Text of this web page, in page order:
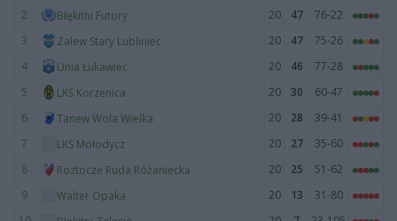
2
Błękitni Futory 20 47
76-22
3
Zalew Stary Lubliniec 20 47
75-26
4
Unia Łukawiec 20 46
77-28
5
LKS Korzenica 20 30
60-47
6
Tanew Wola Wielka 20 28
39-41
7
LKS Mołodycz 20 27
35-60
8
Roztocze Ruda Różaniecka 20 25
51-62
9
Walter Opaka 20 13
31-80